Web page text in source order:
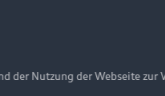
der Nutzung der Webseite